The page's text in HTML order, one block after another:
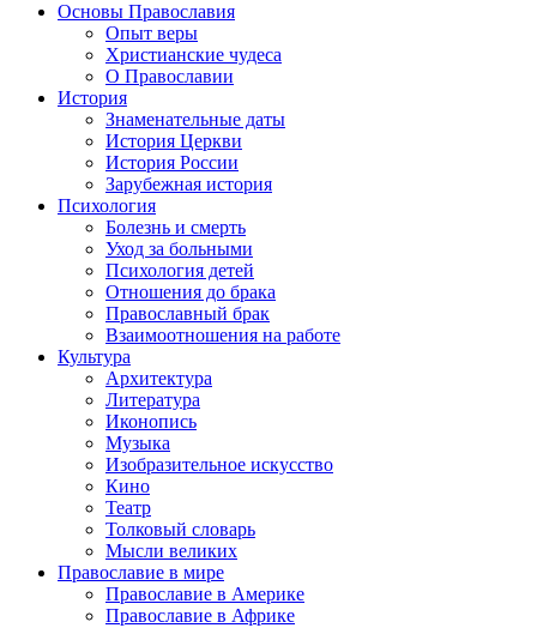
Основы Православия
Опыт веры
Христианские чудеса
О Православии
История
Знаменательные даты
История Церкви
История России
Зарубежная история
Психология
Болезнь и смерть
Уход за больными
Психология детей
Отношения до брака
Православный брак
Взаимоотношения на работе
Культура
Архитектура
Литература
Иконопись
Музыка
Изобразительное искусство
Кино
Театр
Толковый словарь
Мысли великих
Православие в мире
Православие в Америке
Православие в Африке